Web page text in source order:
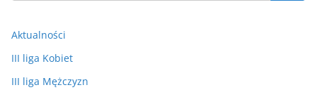
Aktualności
III liga Kobiet
III liga Mężczyzn